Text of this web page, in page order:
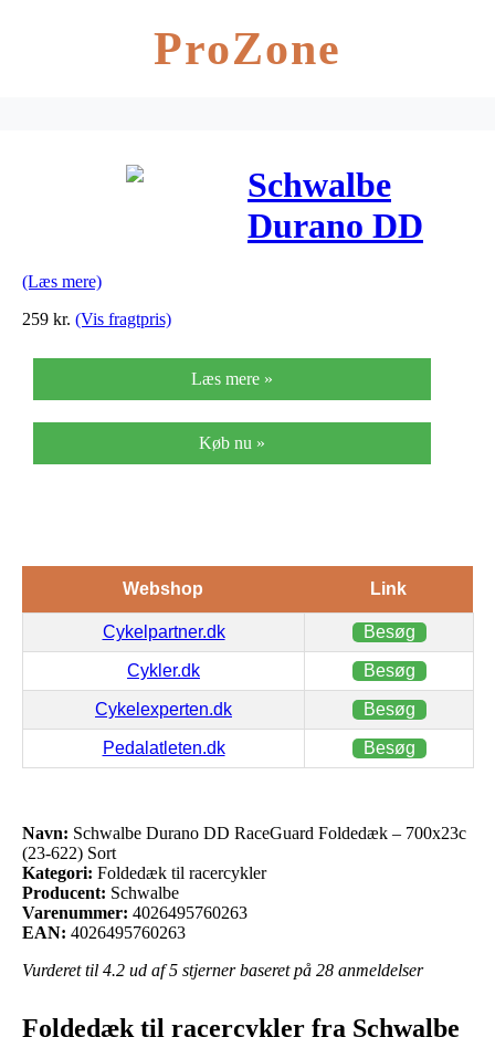
ProZone
Schwalbe
Durano DD
700x23c (23-
622) Sort
(Læs mere)
259 kr. (Vis fragtpris)
Læs mere »
Køb nu »
Webshop Link
Cykelpartner.dk Besøg
Cykler.dk Besøg
Cykelexperten.dk Besøg
Pedalatleten.dk Besøg
Navn: Schwalbe Durano DD RaceGuard Foldedæk – 700x23c
(23-622) Sort
Kategori: Foldedæk til racercykler
Producent: Schwalbe
Varenummer: 4026495760263
EAN: 4026495760263
Vurderet til 4.2 ud af 5 stjerner baseret på 28 anmeldelser
Foldedæk til racercykler fra Schwalbe